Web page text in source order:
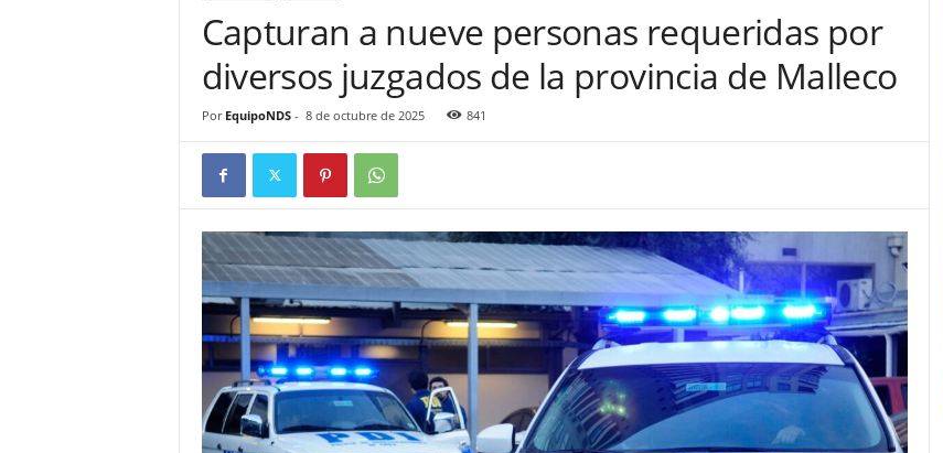
Capturan a nueve personas requeridas por
diversos juzgados de la provincia de Malleco
Por EquipoNDS- 8 de octubre de 2025 841